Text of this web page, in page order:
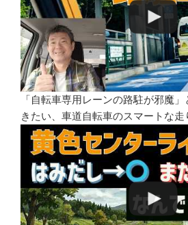
「自転車専用レーンの路駐が邪魔
きたい、車道自転車のスマートな走